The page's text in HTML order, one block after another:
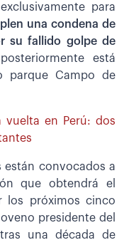
para
una condena de
su fallido golpe de
está
parque Campo de
vuelta en Perú: dos
están convocados a
que obtendrá el
los próximos cinco
presidente del
una década de